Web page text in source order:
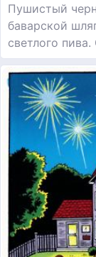
Пушистый
баварской
светлого